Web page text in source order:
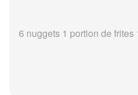
6 nuggets 1 portion de